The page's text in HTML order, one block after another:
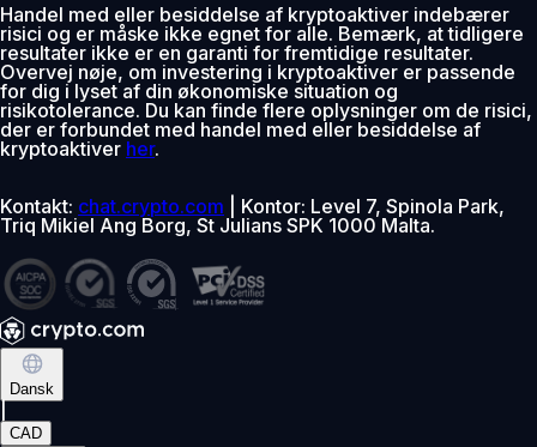
Handel med eller besiddelse af kryptoaktiver indebærer
risici og er måske ikke egnet for alle. Bemærk, at tidligere
resultater ikke er en garanti for fremtidige resultater.
Overvej nøje, om investering i kryptoaktiver er passende
for dig i lyset af din økonomiske situation og
risikotolerance. Du kan finde flere oplysninger om de risici,
der er forbundet med handel med eller besiddelse af
kryptoaktiver her.
Kontakt: chat.crypto.com | Kontor: Level 7, Spinola Park,
Triq Mikiel Ang Borg, St Julians SPK 1000 Malta.
Dansk
CAD